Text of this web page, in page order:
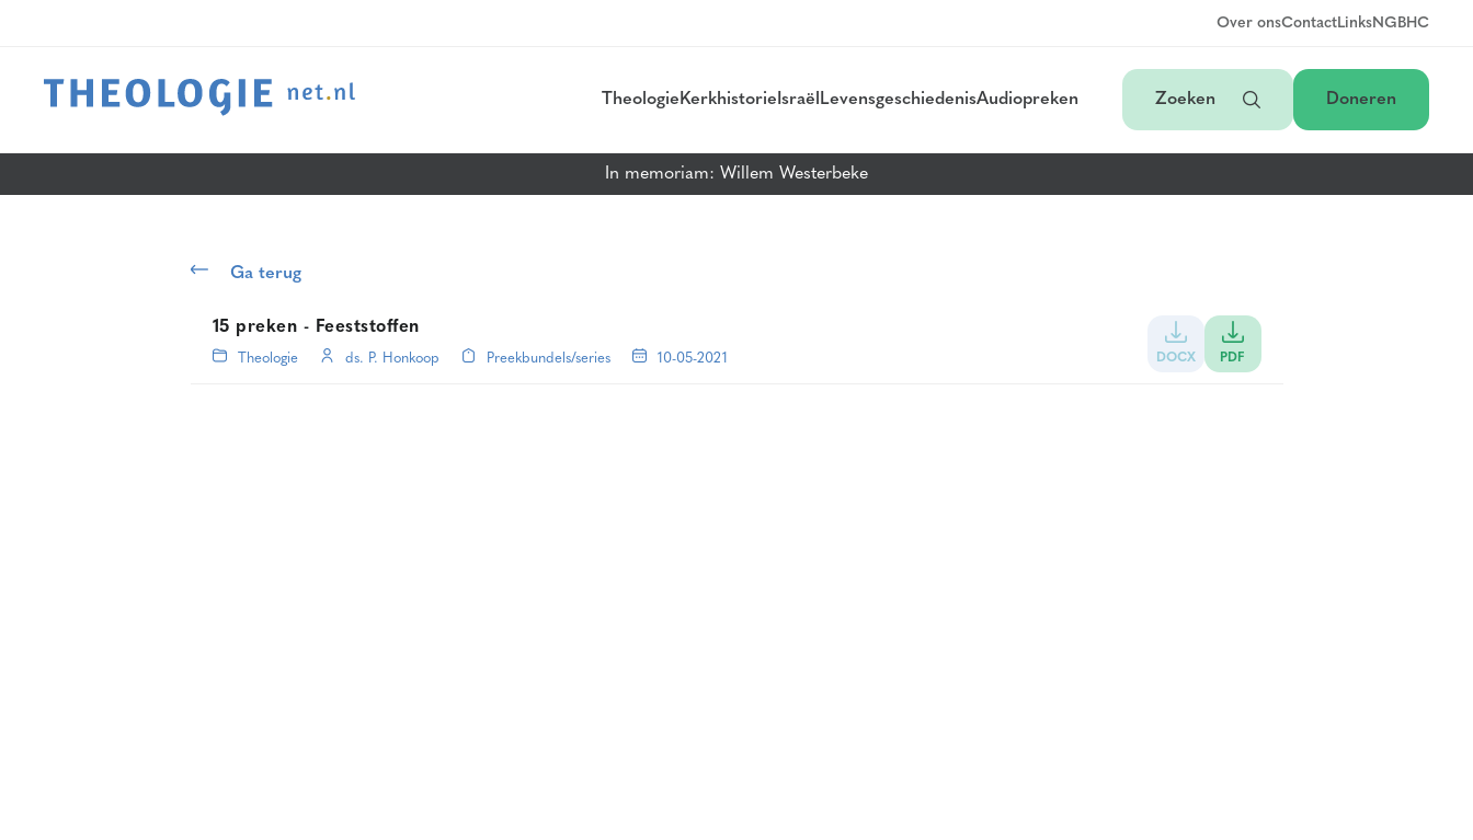
Over onsContactLinksNGBHC
Theologie Kerkhistorie Israël LevensgeschiedenisAudiopreken Zoeken Doneren
In memoriam: Willem Westerbeke
Ga terug
15 preken - Feeststoffen
Theologie ds. P. Honkoop Preekbundels/series 10-05-2021 DOCX PDF